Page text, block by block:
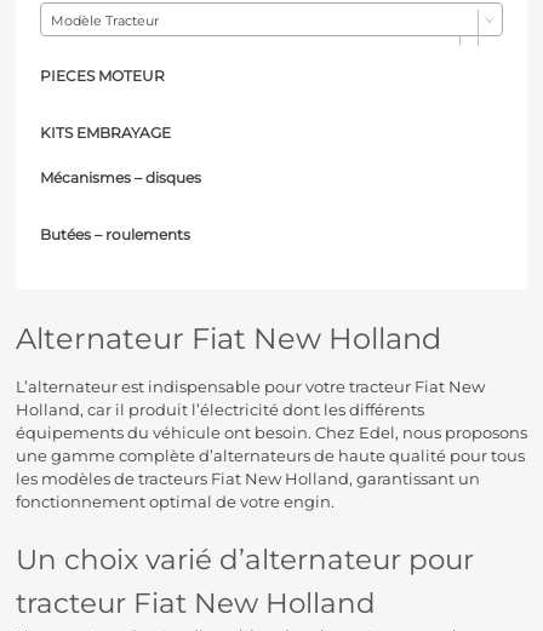
Alternateur Fiat New Holland
L’alternateur est indispensable pour votre tracteur Fiat New
Holland, car il produit l’électricité dont les différents
équipements du véhicule ont besoin. Chez Edel, nous proposons
une gamme complète d’alternateurs de haute qualité pour tous
les modèles de tracteurs Fiat New Holland, garantissant un
fonctionnement optimal de votre engin.
Un choix varié d’alternateur pour
tracteur Fiat New Holland
Modèle Tracteur
PIECES MOTEUR
KITS EMBRAYAGE
Mécanismes – disques
Butées – roulements